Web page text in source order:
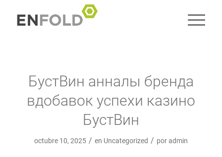
БустВин анналы бренда
вдобавок успехи казино
БустВин
octubre 10, 2025 / en Uncategorized / poradmin